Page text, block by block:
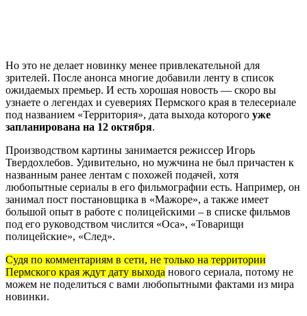
Но это не делает новинку менее привлекательной для
зрителей. После анонса многие добавили ленту в список
ожидаемых премьер. И есть хорошая новость — скоро вы
узнаете о легендах и суевериях Пермского края в телесериале
под названием «Территория», дата выхода которого уже
запланирована на 12 октября.
Производством картины занимается режиссер Игорь
Твердохлебов. Удивительно, но мужчина не был причастен к
названным ранее лентам с похожей подачей, хотя
любопытные сериалы в его фильмографии есть. Например, он
занимал пост постановщика в «Мажоре», а также имеет
большой опыт в работе с полицейскими – в списке фильмов
под его руководством числится «Оса», «Товарищи
полицейские», «След».
Судя по комментариям в сети, не только на территории
Пермского края ждут дату выхода нового сериала, потому не
можем не поделиться с вами любопытными фактами из мира
новинки.